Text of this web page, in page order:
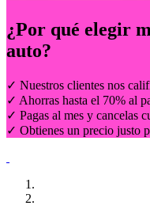
¿Por qué elegir
auto?
✓ Nuestros clientes nos
✓ Ahorras hasta el 70% al
✓ Pagas al mes y cancelas
✓ Obtienes un precio justo